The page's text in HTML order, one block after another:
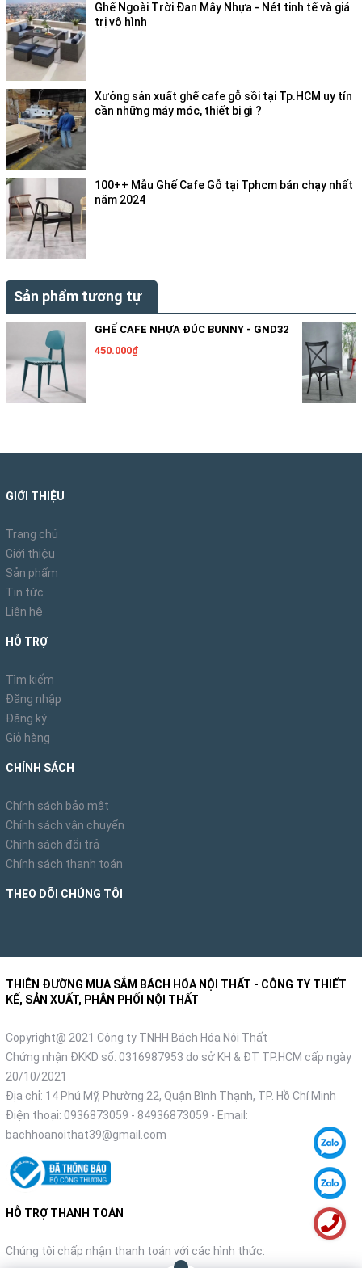
Ghế Ngoài Trời Đan Mây Nhựa - Nét tinh tế và giá
trị vô hình
Xưởng sản xuất ghế cafe gỗ sồi tại Tp.HCM uy tín
cần những máy móc, thiết bị gì ?
100++ Mẫu Ghế Cafe Gỗ tại Tphcm bán chạy nhất
năm 2024
Sản phẩm tương tự
GHẾ CAFE NHỰA ĐÚC BUNNY - GND32
450.000₫
GIỚI THIỆU
Trang chủ
Giới thiệu
Sản phẩm
Tin tức
Liên hệ
HỖ TRỢ
Tìm kiếm
Đăng nhập
Đăng ký
Giỏ hàng
CHÍNH SÁCH
Chính sách bảo mật
Chính sách vận chuyển
Chính sách đổi trả
Chính sách thanh toán
THEO DÕI CHÚNG TÔI
THIÊN ĐƯỜNG MUA SẮM BÁCH HÓA NỘI THẤT - CÔNG TY THIẾT
KẾ, SẢN XUẤT, PHÂN PHỐI NỘI THẤT
Copyright@ 2021 Công ty TNHH Bách Hóa Nội Thất
Chứng nhận ĐKKD số: 0316987953 do sở KH & ĐT TP.HCM cấp ngày
20/10/2021
Địa chỉ: 14 Phú Mỹ, Phường 22, Quận Bình Thạnh, TP. Hồ Chí Minh
Điện thoại: 0936873059 - 84936873059 - Email:
bachhoanoithat39@gmail.com
HỖ TRỢ THANH TOÁN
Chúng tôi chấp nhận thanh toán với các hình thức: